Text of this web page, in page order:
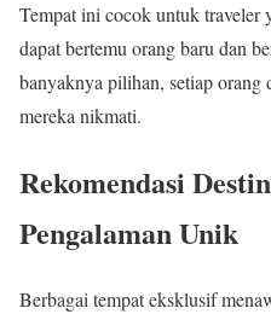
Tempat ini cocok untuk traveler
dapat bertemu orang baru dan
banyaknya pilihan, setiap orang
mereka nikmati.
Rekomendasi
Pengalaman Unik
Berbagai tempat eksklusif